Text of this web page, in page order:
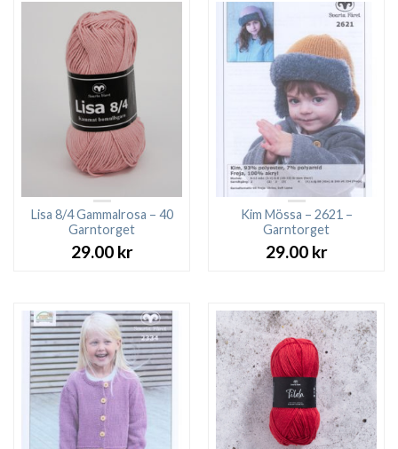
Lisa 8/4 Gammalrosa – 40
Garntorget
29.00 kr
Kim Mössa – 2621 –
Garntorget
29.00 kr